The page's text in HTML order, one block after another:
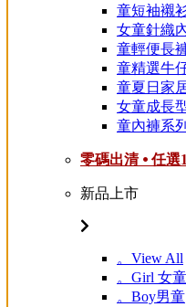
童短袖襯
女童針織
童輕便長
童精選牛
童夏日家
女童成長
童內褲系
零碼出清 ⦁ 任選
新品上市
。View All
。Girl 女童
。Boy男童